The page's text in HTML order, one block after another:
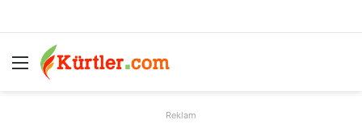
Menü
Reklam